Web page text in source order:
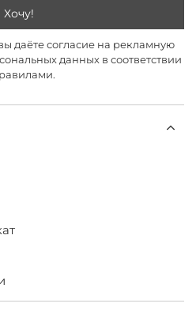
Хочу!
даёте согласие на рекламную
данных в соответствии